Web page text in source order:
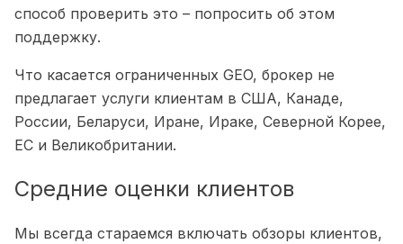
способ проверить это – попросить об этом
поддержку.
Что касается ограниченных GEO, брокер не
предлагает услуги клиентам в США, Канаде,
России, Беларуси, Иране, Ираке, Северной Корее,
ЕС и Великобритании.
Средние оценки клиентов
Мы всегда стараемся включать обзоры клиентов,